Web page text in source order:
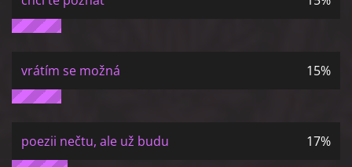
vrátím se možná 15%
poezii nečtu, ale už budu 17%